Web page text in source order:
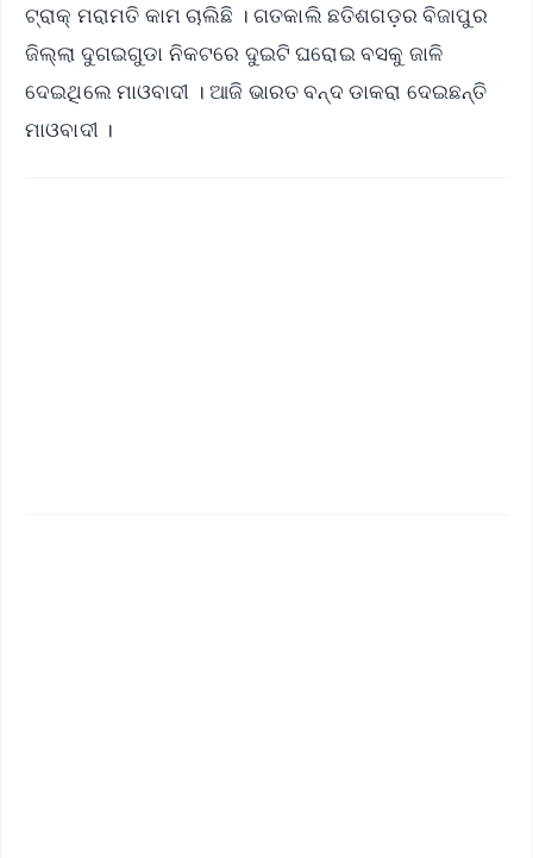
ଟ୍ରାକ୍ ମରାମତି କାମ ଚାଲିଛି । ଗତକାଲି ଛତିଶଗଡ଼ର ବିଜାପୁର
ଜିଲ୍ଲା ଦୁଗଇଗୁଡା ନିକଟରେ ଦୁଇଟି ଘରୋଇ ବସକୁ ଜାଳି
ଦେଇଥିଲେ ମାଓବାଦୀ । ଆଜି ଭାରତ ବନ୍ଦ ଡାକରା ଦେଇଛନ୍ତି
ମାଓବାଦୀ ।